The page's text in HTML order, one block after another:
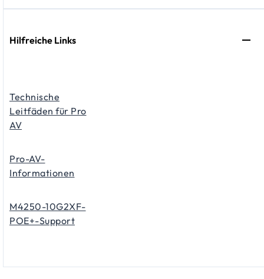
Hilfreiche Links
Technische
Leitfäden für Pro
AV
Pro-AV-
Informationen
M4250-10G2XF-
POE+-Support